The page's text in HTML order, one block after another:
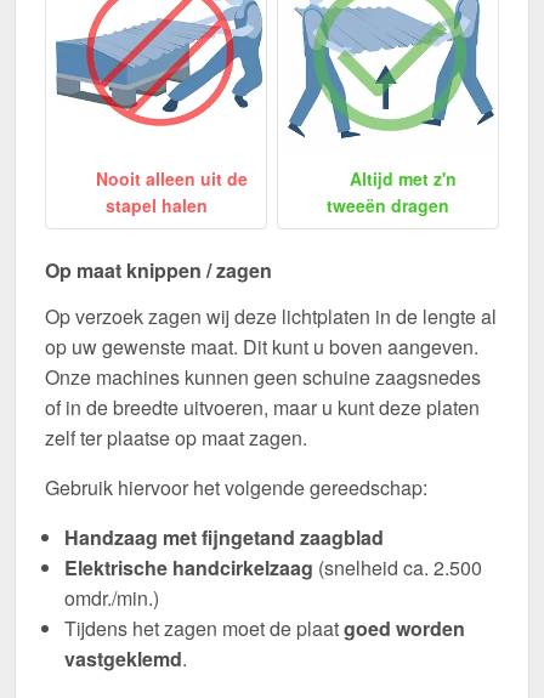
Nooit alleen uit de
stapel halen
Altijd met z'n
tweeën dragen
Op maat knippen / zagen
Op verzoek zagen wij deze lichtplaten in de lengte al
op uw gewenste maat. Dit kunt u boven aangeven.
Onze machines kunnen geen schuine zaagsnedes
of in de breedte uitvoeren, maar u kunt deze platen
zelf ter plaatse op maat zagen.
Gebruik hiervoor het volgende gereedschap:
Handzaag met fijngetand zaagblad
Elektrische handcirkelzaag (snelheid ca. 2.500
omdr./min.)
Tijdens het zagen moet de plaatgoed worden
vastgeklemd.